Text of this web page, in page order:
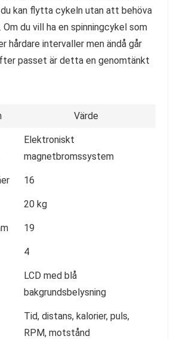
kan flytta cykeln utan att behöva
du vill ha en spinningcykel som
hårdare intervaller men ändå går
passet är detta en genomtänkt
Värde
Elektroniskt
magnetbromssystem
16
20 kg
19
4
LCD med blå
bakgrundsbelysning
Tid, distans, kalorier, puls,
RPM, motstånd